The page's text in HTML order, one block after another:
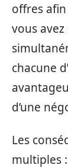
offres
vous
chacune
d’une
Les
multiples